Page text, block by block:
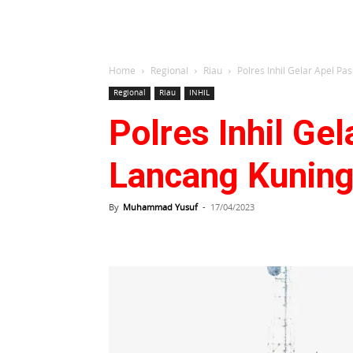
Home Regional Riau Polres Inhil Gelar Apel
Regional Riau INHIL
Polres Inhil
Lancang
By Muhammad Yusuf - 17/04/2023